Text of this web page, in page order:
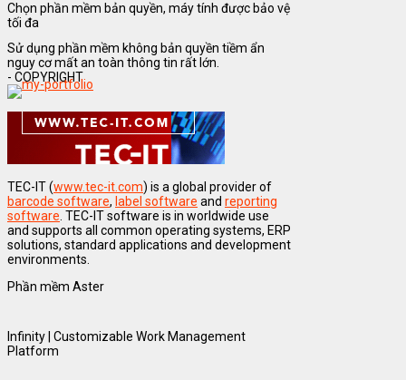
Chọn phần mềm bản quyền, máy tính được bảo vệ
tối đa
Sử dụng phần mềm không bản quyền tiềm ẩn
nguy cơ mất an toàn thông tin rất lớn.
- COPYRIGHT
TEC-IT (www.tec-it.com) is a global provider of
barcode software, label software and reporting
software . TEC-IT software is in worldwide use
and supports all common operating systems, ERP
solutions, standard applications and development
environments.
Phần mềm Aster
Infinity | Customizable Work Management
Platform